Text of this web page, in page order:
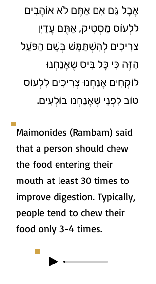
אֲבָל גַּם אִם אַתֶּם לֹא אוֹהֲבִים
לִלְעוֹס מַסְטִיק, אַתֶּם עֲדַיִן
צְרִיכִים לְהִשְׁתַּמֵּשׁ בְּשֵׁם הַפֺּעַל
הַזֶּה כִּי כָּל בִּיס שֶׁאֲנַחְנוּ
לוֹקְחִים אֲנַחְנוּ צְרִיכִים לִלְעוֹס
טוֹב לִפְנֵי שֶׁאֲנַחְנוּ בּוֹלְעִים.
Maimonides (Rambam) said
that a person should chew
the food entering their
mouth at least 30 times to
improve digestion. Typically,
people tend to chew their
food only 3-4 times.